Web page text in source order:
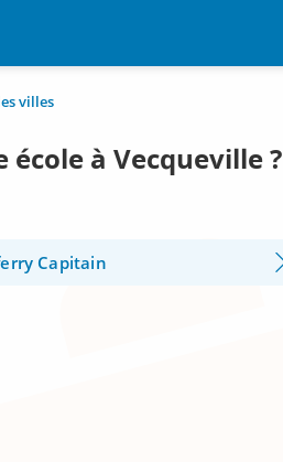
villes
école à Vecqueville ?
Capitain